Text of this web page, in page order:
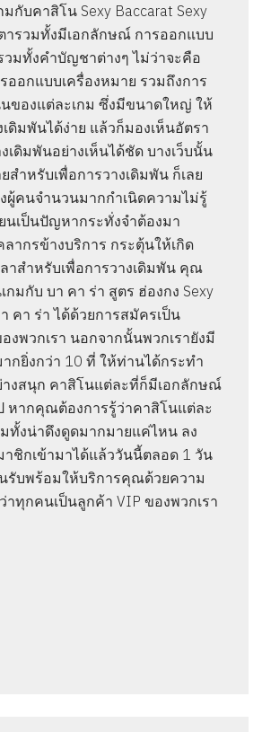
มกับคาสิโน Sexy Baccarat Sexy
ารวมทั้งมีเอกลักษณ์ การออกแบบ
วมทั้งคำบัญชาต่างๆ ไม่ว่าจะคือ
ออกแบบเครื่องหมาย รวมถึงการ
ของแต่ละเกม ซึ่งมีขนาดใหญ่ ให้
ดิมพันได้ง่าย แล้วก็มองเห็นอัตรา
เดิมพันอย่างเห็นได้ชัด บางเว็บนั้น
สำหรับเพื่อการวางเดิมพัน ก็เลย
ผู้คนจำนวนมากกำเนิดความไม่รู้
นเป็นปัญหากระทั่งจำต้องมา
ากรข้างบริการ กระตุ้นให้เกิด
ลาสำหรับเพื่อการวางเดิมพัน คุณ
กมกับ บา คา ร่า สูตร ฮ่องกง Sexy
คา ร่า ได้ด้วยการสมัครเป็น
งพวกเรา นอกจากนั้นพวกเรายังมี
กยิ่งกว่า 10 ที่ ให้ท่านได้กระทำ
างสนุก คาสิโนแต่ละที่ก็มีเอกลักษณ์
หากคุณต้องการรู้ว่าคาสิโนแต่ละ
ทั้งน่าดึงดูดมากมายแค่ไหน ลง
ชิกเข้ามาได้แล้ววันนี้ตลอด 1 วัน
รับพร้อมให้บริการคุณด้วยความ
าทุกคนเป็นลูกค้า VIP ของพวกเรา